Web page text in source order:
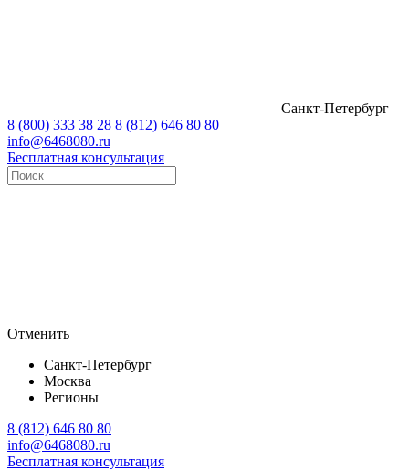
Санкт-Петербург
8 (800) 333 38 28 8 (812) 646 80 80
info@6468080.ru
Бесплатная консультация
Отменить
Санкт-Петербург
Москва
Регионы
8 (812) 646 80 80
info@6468080.ru
Бесплатная консультация